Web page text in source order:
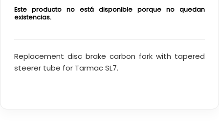
Este producto no está disponible porque no quedan
existencias.
Replacement disc brake carbon fork with tapered
steerer tube for Tarmac SL7.